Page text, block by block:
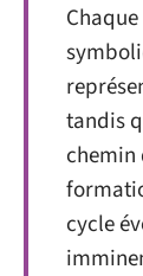
tandis
chemin
cycle